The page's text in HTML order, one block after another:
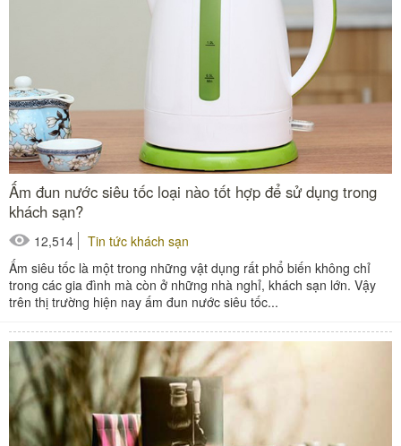
Ấm đun nước siêu tốc loại nào tốt hợp để sử dụng trong
khách sạn?
12,514
Tin tức khách sạn
Ấm siêu tốc là một trong những vật dụng rất phổ biến không chỉ
trong các gia đình mà còn ở những nhà nghỉ, khách sạn lớn. Vậy
trên thị trường hiện nay ấm đun nước siêu tốc...